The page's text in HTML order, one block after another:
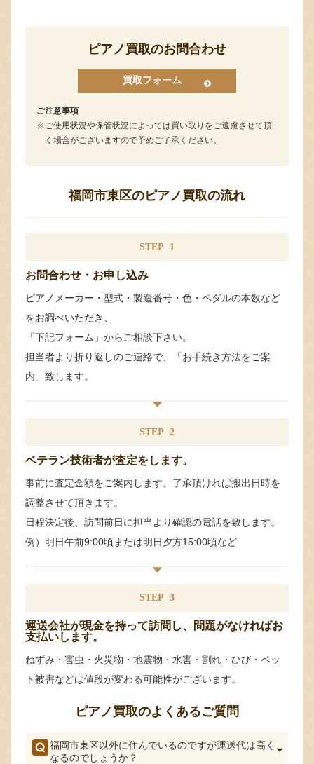
ピアノ買取のお問合わせ
買取フォーム
ご注意事項
ご使用状況や保管状況によっては買い取りをご遠慮させて頂
く場合がございますので予めご了承ください。
福岡市東区のピアノ買取の流れ
STEP 1
お問合わせ・お申し込み
ピアノメーカー・型式・製造番号・色・ペダルの本数など
をお調べいただき、
「下記フォーム」からご相談下さい。
担当者より折り返しのご連絡で、「お手続き方法をご案
内」致します。
STEP 2
ベテラン技術者が査定をします。
事前に査定金額をご案内します。了承頂ければ搬出日時を
調整させて頂きます。
日程決定後、訪問前日に担当より確認の電話を致します。
例）明日午前9:00頃または明日夕方15:00頃など
STEP 3
運送会社が現金を持って訪問し、問題がなければお
支払いします。
ねずみ・害虫・火災物・地震物・水害・割れ・ひび・ペッ
ト被害などは値段が変わる可能性がございます。
ピアノ買取のよくあるご質問
福岡市東区以外に住んでいるのですが運送代は高く
なるのでしょうか？